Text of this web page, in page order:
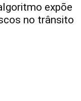
expõe
no trânsito